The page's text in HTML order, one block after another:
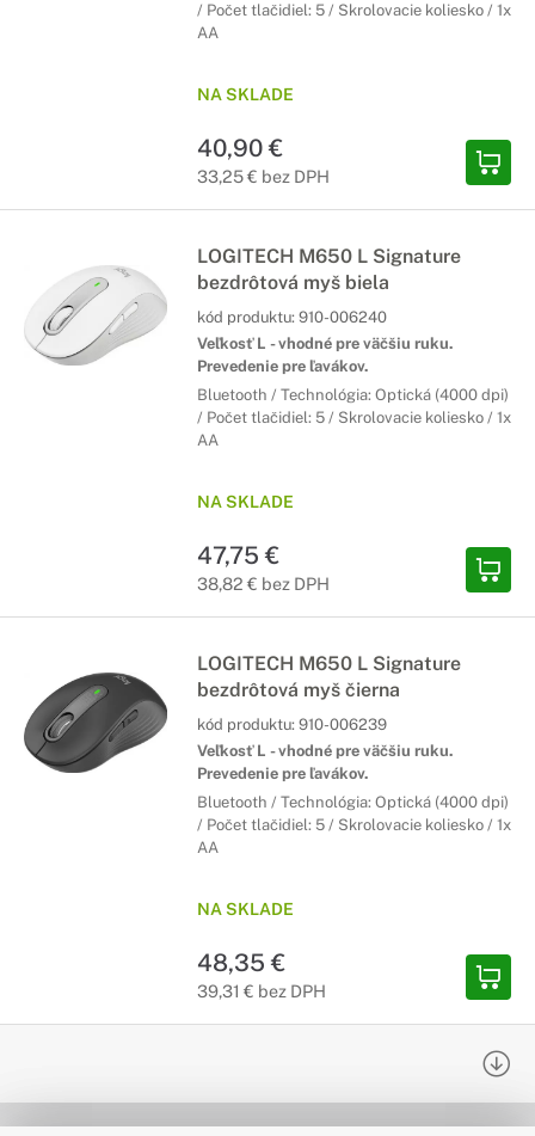
/ Počet tlačidiel: 5 / Skrolovacie koliesko / 1x
AA
NA SKLADE
40,90 €
33,25 € bez DPH
LOGITECH M650 L Signature
bezdrôtová myš biela
kód produktu: 910-006240
Veľkosť L - vhodné pre väčšiu ruku.
Prevedenie pre ľavákov.
Bluetooth / Technológia: Optická (4000 dpi)
/ Počet tlačidiel: 5 / Skrolovacie koliesko / 1x
AA
NA SKLADE
47,75 €
38,82 € bez DPH
LOGITECH M650 L Signature
bezdrôtová myš čierna
kód produktu: 910-006239
Veľkosť L - vhodné pre väčšiu ruku.
Prevedenie pre ľavákov.
Bluetooth / Technológia: Optická (4000 dpi)
/ Počet tlačidiel: 5 / Skrolovacie koliesko / 1x
AA
NA SKLADE
48,35 €
39,31 € bez DPH